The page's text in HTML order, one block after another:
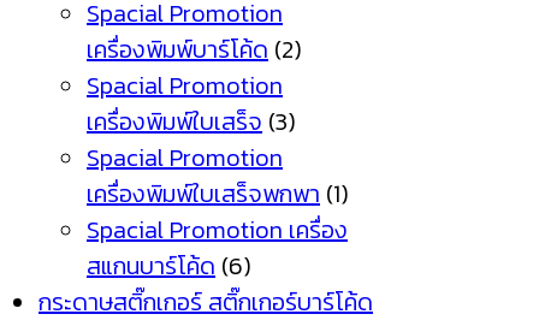
Spacial Promotion
เครื่องพิมพ์บาร์โค้ด (2)
Spacial Promotion
เครื่องพิมพ์ใบเสร็จ (3)
Spacial Promotion
เครื่องพิมพ์ใบเสร็จพกพา (1)
Spacial Promotion เครื่อง
สแกนบาร์โค้ด (6)
กระดาษสติ๊กเกอร์ สติ๊กเกอร์บาร์โค้ด